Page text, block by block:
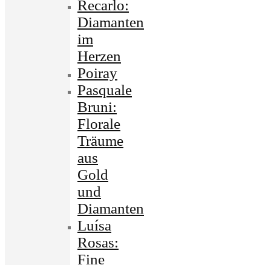
Recarlo:
Diamanten
im
Herzen
Poiray
Pasquale
Bruni:
Florale
Träume
aus
Gold
und
Diamanten
Luísa
Rosas:
Fine